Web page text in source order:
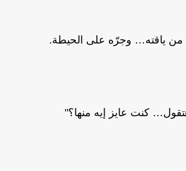
ياقته… وجرّه على الحيطة.
كنت عايز إيه منها؟"